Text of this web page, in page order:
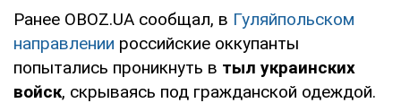
Ранее OBOZ.UA сообщал, в Гуляйпольском
направлении российские оккупанты
попытались проникнуть в тыл украинских
войск, скрываясь под гражданской одеждой.